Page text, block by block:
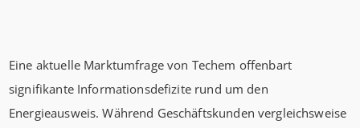
Eine aktuelle Marktumfrage von Techem offenbart
signifikante Informationsdefizite rund um den
Energieausweis. Während Geschäftskunden vergleichsweise